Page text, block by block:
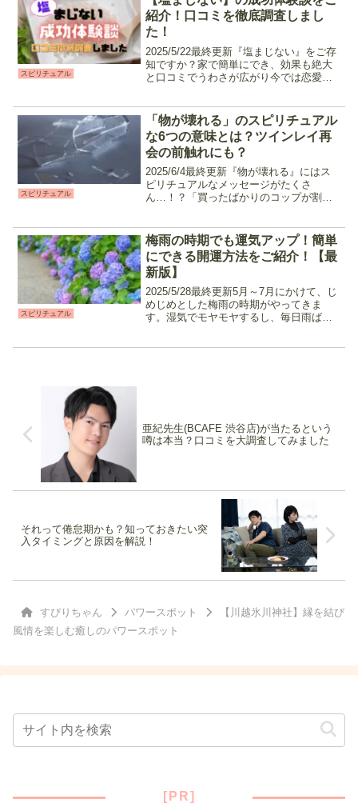
スピリチュアル
紹介！口コミを徹底調査しまし
た！
2025/5/22最終更新『塩まじない』をご存
知ですか？家で簡単にでき、効果も絶大
と口コミでうわさが広がり今では恋愛、
回はそんな『塩まじない』の成功体験
談、効果がなかっ...
スピリチュアル
「物が壊れる」のスピリチュアル
な6つの意味とは？ツインレイ再
会の前触れにも？
2025/6/4最終更新『物が壊れる』にはス
ピリチュアルなメッセージがたくさ
ん…！？「買ったばかりのコップが割れ
ませんか？新品だったのに泣く泣く買い
直し。なんてちょっぴ...
スピリチュアル
梅雨の時期でも運気アップ！簡単
にできる開運方法をご紹介！【最
新版】
2025/5/28最終更新5月～7月にかけて、じ
めじめとした梅雨の時期がやってきま
す。湿気でモヤモヤするし、毎日雨ばか
亜紀先生(BCAFE 渋谷店)が当たるという
噂は本当？口コミを大調査してみました
それって倦怠期かも？知っておきたい突
入タイミングと原因を解説！
すぴりちゃん パワースポット
【川越氷川神社】縁を結び
風情を楽しむ癒しのパワースポット
[PR]